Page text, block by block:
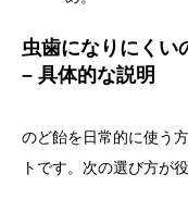
虫歯になりにくい
– 具体的な説明
のど飴を日常的に使う
トです。次の選び方が